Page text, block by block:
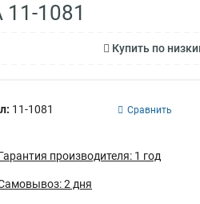
11-1081
Купить по
11-1081 Сравнить
производителя: 1 год
2 дня